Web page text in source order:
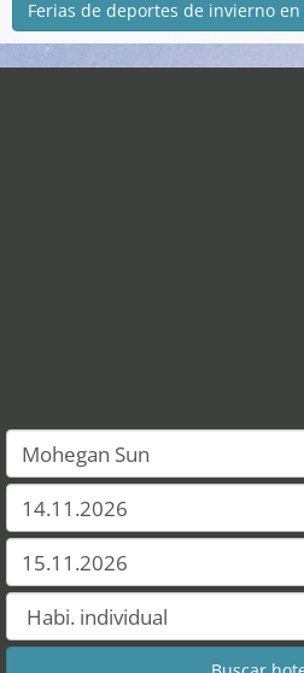
Ferias de deportes de invierno